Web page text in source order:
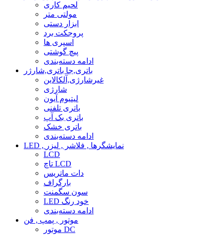
لحیم کاری
مولتی متر
ابزار دستی
پروجکت برد
اسپری ها
پیچ گوشتی
ادامه دسته‌بندی
باتری,جا باتری,شارژر
غیرشارژی,آلکالاین
شارژی
لیتیوم آیون
باتری تلفنی
باتری بک آپ
باتری خشک
ادامه دسته‌بندی
LED , نمایشگرها , فلاشر , لیزر
LCD
تاچ LCD
دات ماتریس
بارگراف
سون سگمنت
LED خود رنگ
ادامه دسته‌بندی
موتور , پمپ , فن
موتور DC